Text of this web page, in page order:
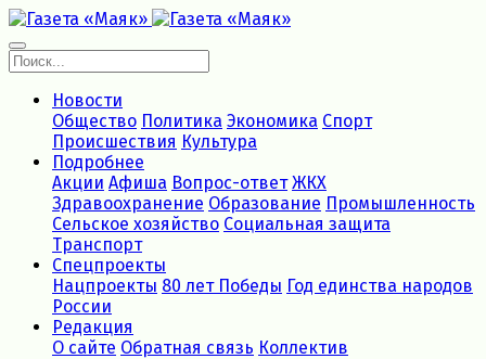
Новости
Общество Политика Экономика Спорт
Происшествия Культура
Подробнее
Акции Афиша Вопрос-ответ ЖКХ
Здравоохранение Образование Промышленность
Сельское хозяйство Социальная защита
Транспорт
Спецпроекты
Нацпроекты 80 лет Победы Год единства народов
России
Редакция
О сайте Обратная связь Коллектив